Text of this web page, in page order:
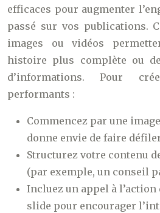
efficaces pour augmenter
passé sur vos publications.
images ou vidéos
histoire plus complète ou
d’informations. Pour
performants :
Commencez par une
donne envie de faire
Structurez votre contenu
(par exemple, un conseil
Incluez un appel à
slide pour encourager